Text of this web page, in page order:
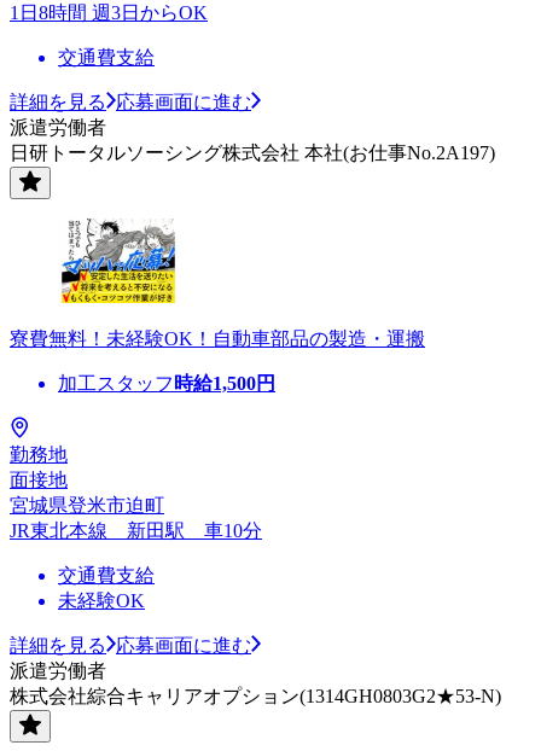
1日8時間 週3日からOK
交通費支給
詳細を見る
応募画面に進む
派遣労働者
日研トータルソーシング株式会社 本社(お仕事No.2A197)
寮費無料！未経験OK！自動車部品の製造・運搬
加工スタッフ 時給1,500円
勤務地
面接地
宮城県登米市迫町
JR東北本線 新田駅 車10分
交通費支給
未経験OK
詳細を見る
応募画面に進む
派遣労働者
株式会社綜合キャリアオプション(1314GH0803G2★53-N)